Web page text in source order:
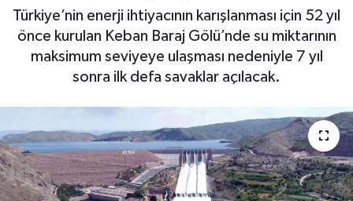
Türkiye’nin enerji ihtiyacının karışlanması için 52 yıl
önce kurulan Keban Baraj Gölü’nde su miktarının
maksimum seviyeye ulaşması nedeniyle 7 yıl
sonra ilk defa savaklar açılacak.
HABER
LOJİSTİK
OTO DETAY
SAĞLIK
Tüm Manşetler
Son Dakika Haberleri